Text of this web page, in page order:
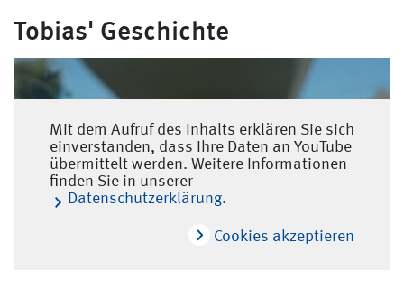
Tobias' Geschichte
Mit dem Aufruf des Inhalts erklären Sie sich
einverstanden, dass Ihre Daten an YouTube
übermittelt werden. Weitere Informationen
finden Sie in unserer
Datenschutzerklärung.
Cookies akzeptieren